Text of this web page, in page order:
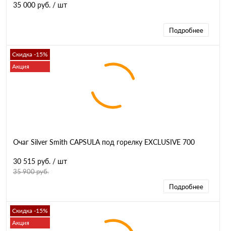
35 000 руб. / шт
Подробнее
Скидка -15%
Акция
Очаг Silver Smith CAPSULA под горелку EXCLUSIVE 700
30 515 руб. / шт
35 900 руб.
Подробнее
Скидка -15%
Акция